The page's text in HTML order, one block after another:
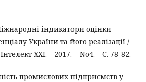
індикатори оцінки
України та його реалізації /
XXI. – 2017. – No4. – С. 78-82.
промислових підприємств у